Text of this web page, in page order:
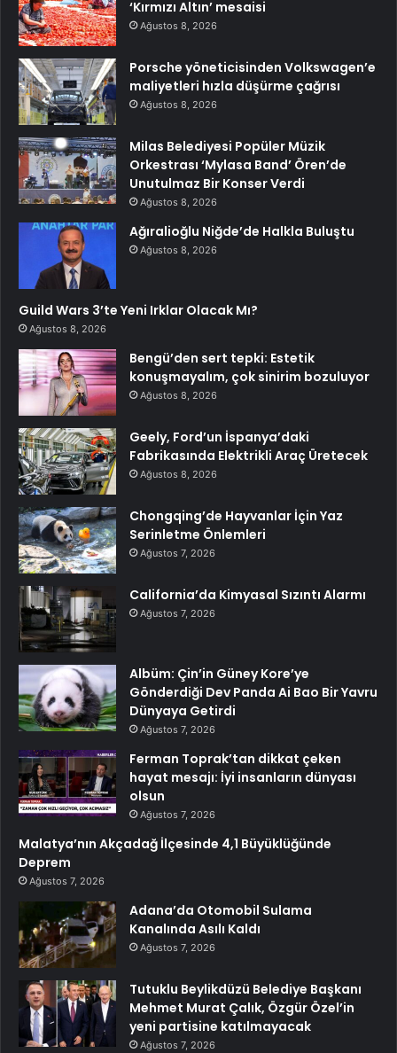
‘Kırmızı Altın’ mesaisi
Ağustos 8, 2026
Porsche yöneticisinden Volkswagen’e
maliyetleri hızla düşürme çağrısı
Ağustos 8, 2026
Milas Belediyesi Popüler Müzik
Orkestrası ‘Mylasa Band’ Ören’de
Unutulmaz Bir Konser Verdi
Ağustos 8, 2026
Ağıralioğlu Niğde’de Halkla Buluştu
Ağustos 8, 2026
Guild Wars 3’te Yeni Irklar Olacak Mı?
Ağustos 8, 2026
Bengü’den sert tepki: Estetik
konuşmayalım, çok sinirim bozuluyor
Ağustos 8, 2026
Geely, Ford’un İspanya’daki
Fabrikasında Elektrikli Araç Üretecek
Ağustos 8, 2026
Chongqing’de Hayvanlar İçin Yaz
Serinletme Önlemleri
Ağustos 7, 2026
California’da Kimyasal Sızıntı Alarmı
Ağustos 7, 2026
Albüm: Çin’in Güney Kore’ye
Gönderdiği Dev Panda Ai Bao Bir Yavru
Dünyaya Getirdi
Ağustos 7, 2026
Ferman Toprak’tan dikkat çeken
hayat mesajı: İyi insanların dünyası
olsun
Ağustos 7, 2026
Malatya’nın Akçadağ İlçesinde 4,1 Büyüklüğünde
Deprem
Ağustos 7, 2026
Adana’da Otomobil Sulama
Kanalında Asılı Kaldı
Ağustos 7, 2026
Tutuklu Beylikdüzü Belediye Başkanı
Mehmet Murat Çalık, Özgür Özel’in
yeni partisine katılmayacak
Ağustos 7, 2026